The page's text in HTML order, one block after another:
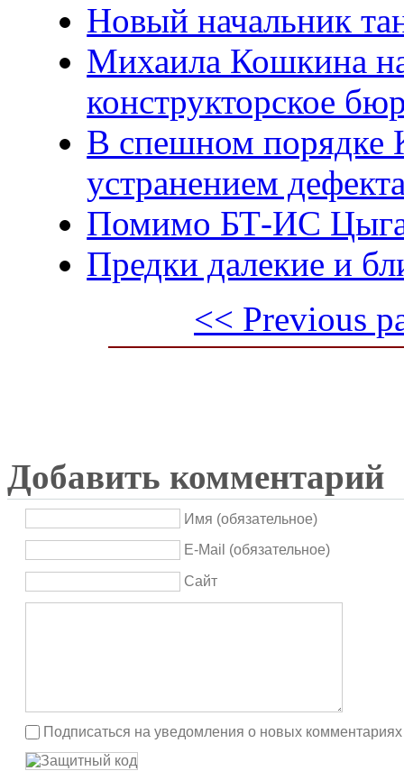
Новый начальник
Михаила Кошкина
конструкторское
В спешном порядке
устранением
Помимо БТ-ИС
Предки далекие и
<< Previous
Добавить комментарий
Имя (обязательное)
E-Mail (обязательное)
Сайт
Подписаться на уведомления о новых комментариях